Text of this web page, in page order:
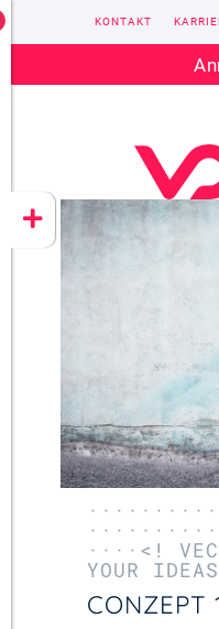
CONZEPT 16
YEET
KONTAKT
····<!
YOUR
CONZEPT